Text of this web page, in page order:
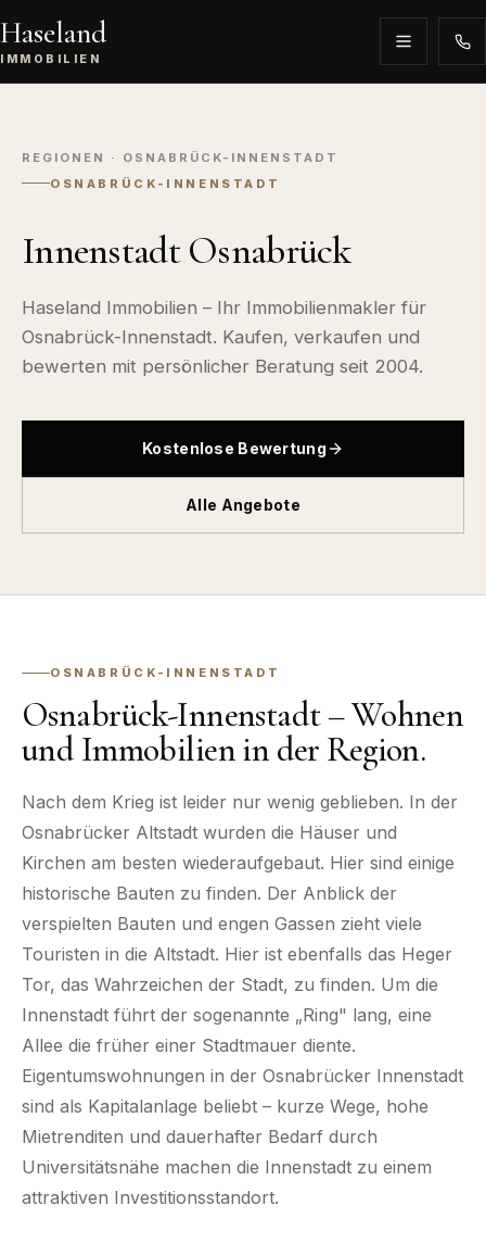
Haseland
IMMOBILIEN
REGIONEN · OSNABRÜCK-INNENSTADT
OSNABRÜCK-INNENSTADT
Innenstadt Osnabrück
Haseland Immobilien – Ihr Immobilienmakler für
Osnabrück-Innenstadt. Kaufen, verkaufen und
bewerten mit persönlicher Beratung seit 2004.
Kostenlose Bewertung
Alle Angebote
OSNABRÜCK-INNENSTADT
Osnabrück-Innenstadt – Wohnen
und Immobilien in der Region.
Nach dem Krieg ist leider nur wenig geblieben. In der
Osnabrücker Altstadt wurden die Häuser und
Kirchen am besten wiederaufgebaut. Hier sind einige
historische Bauten zu finden. Der Anblick der
verspielten Bauten und engen Gassen zieht viele
Touristen in die Altstadt. Hier ist ebenfalls das Heger
Tor, das Wahrzeichen der Stadt, zu finden. Um die
Innenstadt führt der sogenannte „Ring" lang, eine
Allee die früher einer Stadtmauer diente.
Eigentumswohnungen in der Osnabrücker Innenstadt
sind als Kapitalanlage beliebt – kurze Wege, hohe
Mietrenditen und dauerhafter Bedarf durch
Universitätsnähe machen die Innenstadt zu einem
attraktiven Investitionsstandort.